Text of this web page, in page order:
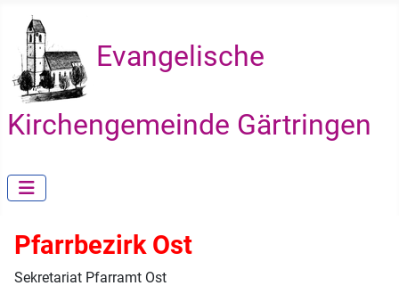
Evangelische
Kirchengemeinde Gärtringen
Pfarrbezirk Ost
Sekretariat Pfarramt Ost